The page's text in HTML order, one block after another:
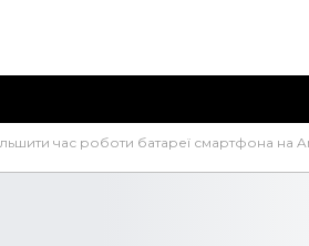
час роботи батареї смартфона на